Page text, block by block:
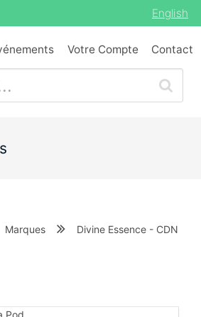
English
Votre Compte Contact
Marques Divine Essence - CDN